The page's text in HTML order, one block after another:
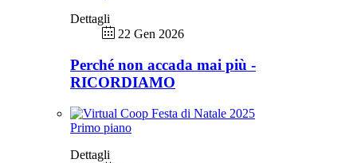
Dettagli
22 Gen 2026
Perché non accada mai più -
RICORDIAMO
Primo piano
Dettagli